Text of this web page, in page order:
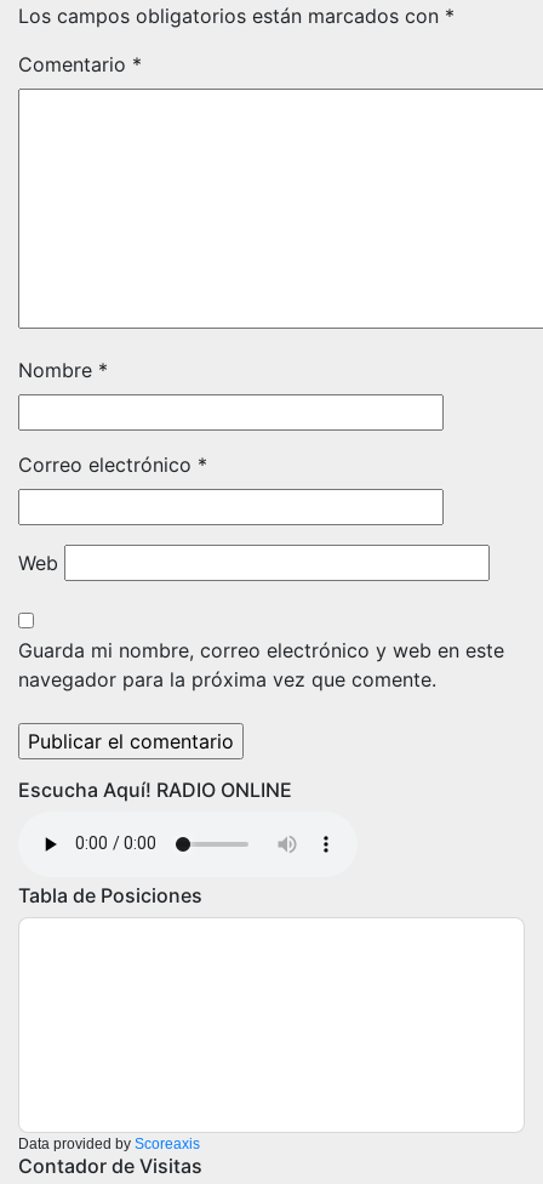
Los campos obligatorios están marcados con *
Comentario *
Nombre *
Correo electrónico *
Web
Guarda mi nombre, correo electrónico y web en este
navegador para la próxima vez que comente.
Escucha Aquí! RADIO ONLINE
Tabla de Posiciones
Data provided by Scoreaxis
Contador de Visitas